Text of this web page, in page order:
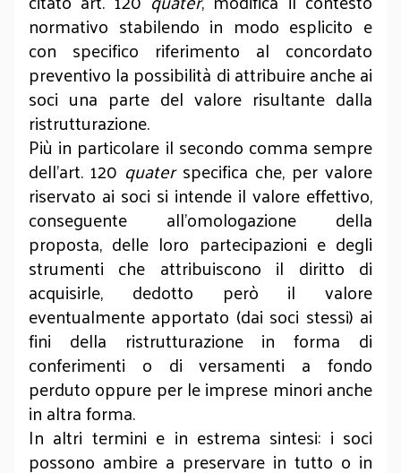
normativo stabilendo in modo esplicito e
con specifico riferimento al concordato
preventivo la possibilità di attribuire anche ai
soci una parte del valore risultante dalla
ristrutturazione.
Più in particolare il secondo comma sempre
dell’art. 120 quaterspecifica che, per valore
riservato ai soci si intende il valore effettivo,
conseguente all’omologazione della
proposta, delle loro partecipazioni e degli
strumenti che attribuiscono il diritto di
acquisirle, dedotto però il valore
eventualmente apportato (dai soci stessi) ai
fini della ristrutturazione in forma di
conferimenti o di versamenti a fondo
perduto oppure per le imprese minori anche
in altra forma.
In altri termini e in estrema sintesi: i soci
possono ambire a preservare in tutto o in